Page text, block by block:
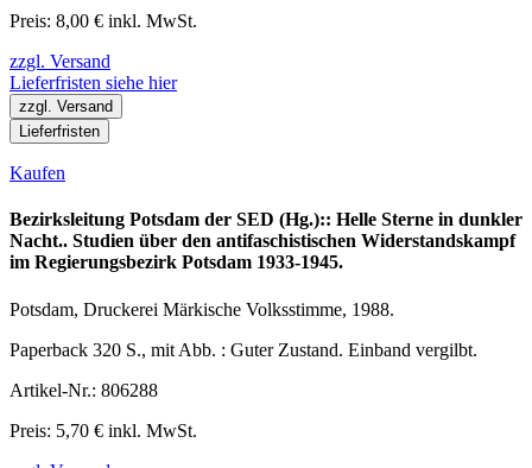
Preis: 8,00 € inkl. MwSt.
zzgl. Versand
Lieferfristen siehe hier
zzgl. Versand
Lieferfristen
Kaufen
Bezirksleitung Potsdam der SED (Hg.):: Helle Sterne in dunkler
Nacht.. Studien über den antifaschistischen Widerstandskampf
im Regierungsbezirk Potsdam 1933-1945.
Potsdam, Druckerei Märkische Volksstimme, 1988.
Paperback 320 S., mit Abb. : Guter Zustand. Einband vergilbt.
Artikel-Nr.: 806288
Preis: 5,70 € inkl. MwSt.